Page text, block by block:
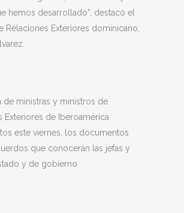
hemos desarrollado”, destacó el
Relaciones Exteriores dominicano,